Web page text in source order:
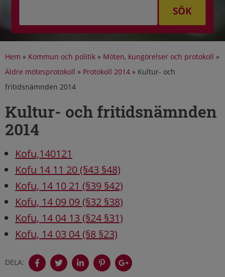
SÖK
Hem » Kommun och politik » Möten, kungörelser och protokoll »
Äldre mötesprotokoll » Protokoll 2014 » Kultur- och
fritidsnämnden 2014
Kultur- och fritidsnämnden
2014
Kofu,140121
Kofu 14 11 20 (§43 §48)
Kofu, 14 10 21 (§39 §42)
Kofu, 14 09 09 (§32 §38)
Kofu, 14 04 13 (§24 §31)
Kofu, 14 03 04 (§8 §23)
DELA: